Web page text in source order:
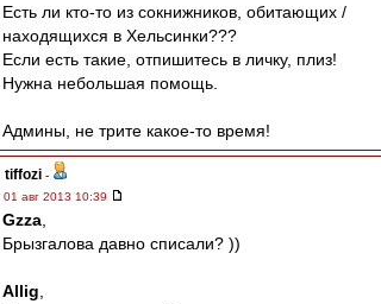
Есть ли кто-то из сокнижников, обитающих /
находящихся в Хельсинки???
Если есть такие, отпишитесь в личку, плиз!
Нужна небольшая помощь.
Админы, не трите какое-то время!
tiffozi -
01 авг 2013 10:39
Gzza
Брызгалова давно списали? ))
Allig